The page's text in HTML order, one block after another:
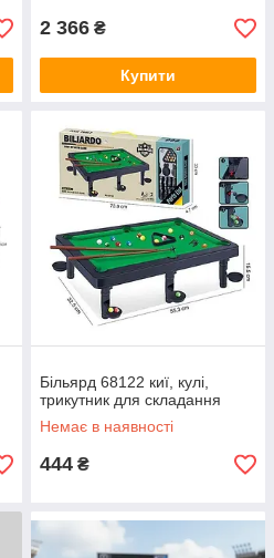
2 366 ₴
Купити
Більярд 68122 киї, кулі,
трикутник для складання
Немає в наявності
444 ₴